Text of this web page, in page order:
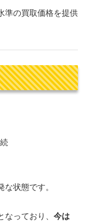
準の買取価格を提供
状態です。
っており、 今は